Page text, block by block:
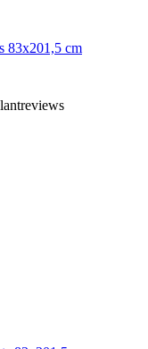
83x201,5 cm